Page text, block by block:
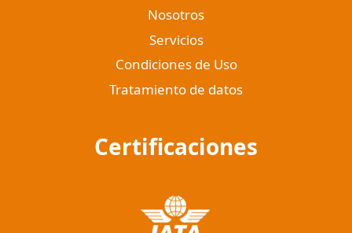
Nosotros
Servicios
Condiciones de Uso
Tratamiento de datos
Certificaciones